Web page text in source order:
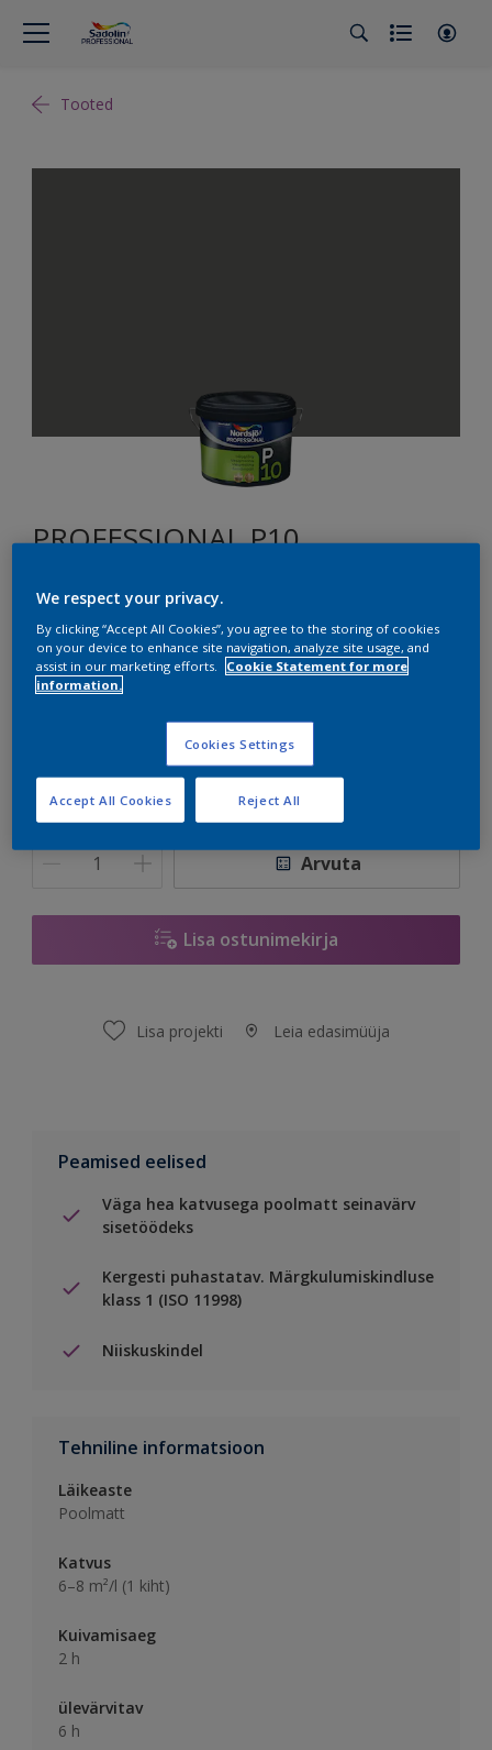
Tooted
PROFESSIONAL P10
ON.00.31
Vaheta tooni
Kogus Värvikalkulaator
Arvuta
Lisa ostunimekirja
Lisa projekti Leia edasimüüja
Peamised eelised
Väga hea katvusega poolmatt seinavärv
sisetöödeks
Kergesti puhastatav. Märgkulumiskindluse
klass 1 (ISO 11998)
Niiskuskindel
Tehniline informatsioon
Läikeaste
Poolmatt
Katvus
6–8 m²/l (1 kiht)
Kuivamisaeg
2 h
ülevärvitav
6 h
We respect your privacy.
By clicking “Accept All Cookies”, you agree to the storing of cookies
on your device to enhance site navigation, analyze site usage, and
assist in our marketing efforts.
Cookie Statement for more
information.
Cookies Settings
Reject All
Accept All Cookies